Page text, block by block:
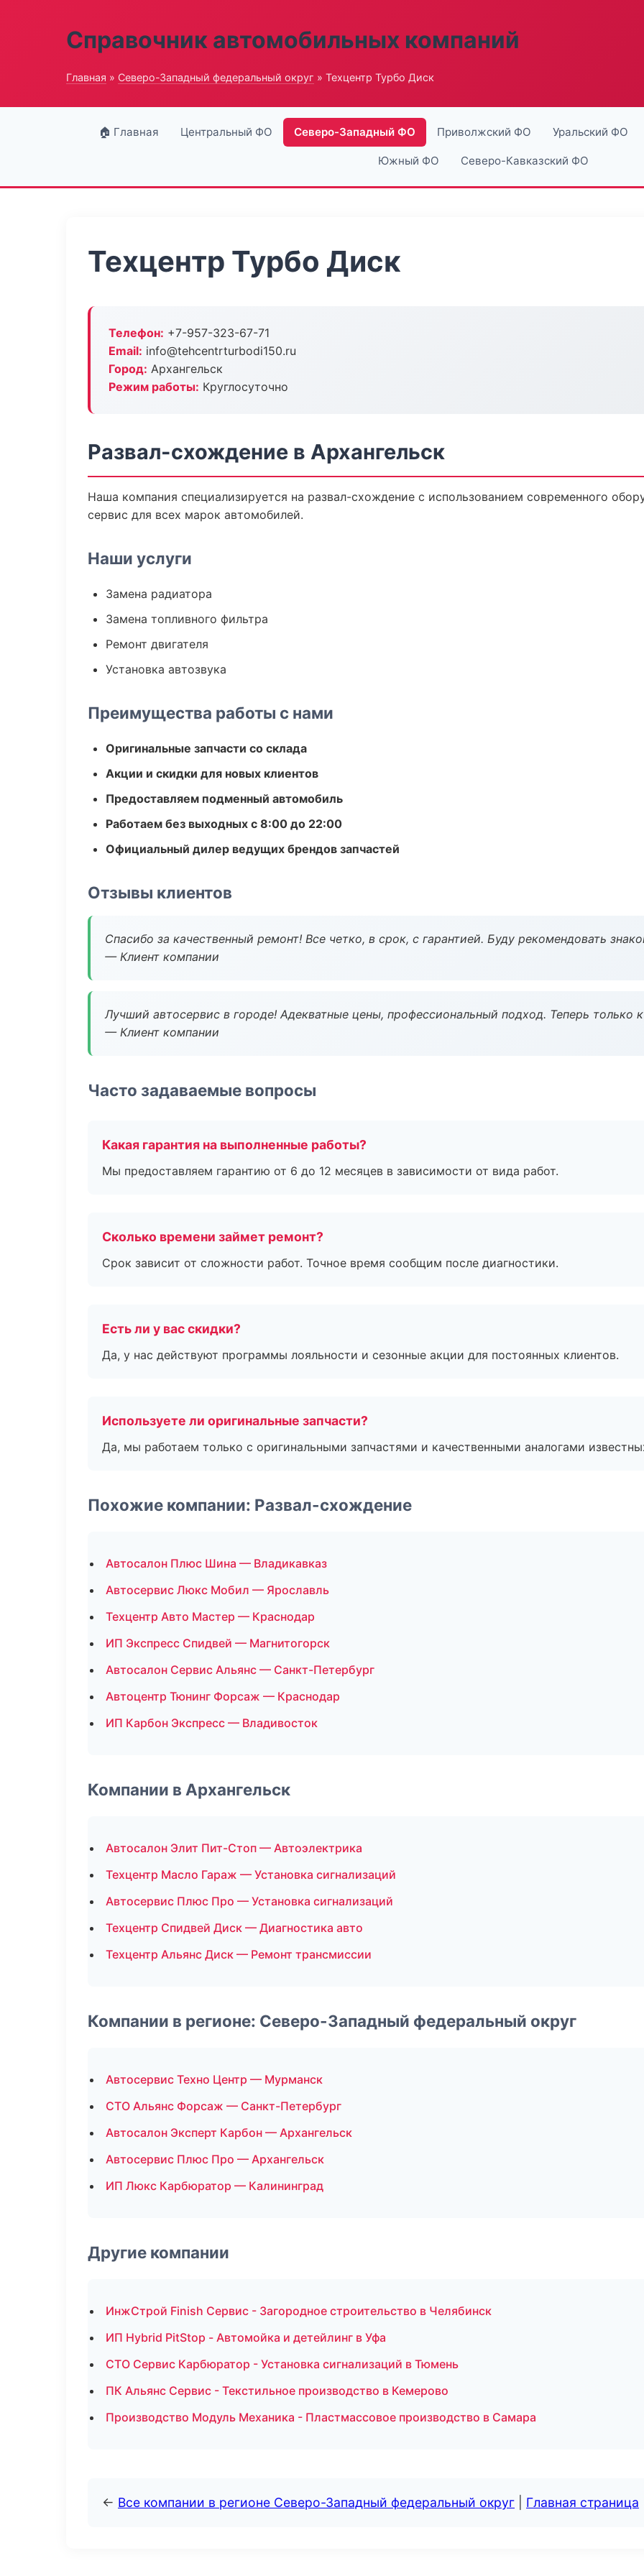
Справочник автомобильных компаний
Главная » Северо-Западный федеральный округ » Техцентр Турбо Диск
🏠 Главная Центральный ФО Северо-Западный ФО Приволжский ФО Уральский ФО
Южный ФО Северо-Кавказский ФО
Техцентр Турбо Диск
Телефон: +7-957-323-67-71
Email: info@tehcentrturbodi150.ru
Город: Архангельск
Режим работы: Круглосуточно
Развал-схождение в Архангельск
Наша компания специализируется на развал-схождение с использованием современного
сервис для всех марок автомобилей.
Наши услуги
Замена радиатора
Замена топливного фильтра
Ремонт двигателя
Установка автозвука
Преимущества работы с нами
Оригинальные запчасти со склада
Акции и скидки для новых клиентов
Предоставляем подменный автомобиль
Работаем без выходных с 8:00 до 22:00
Официальный дилер ведущих брендов запчастей
Отзывы клиентов
Спасибо за качественный ремонт! Все четко, в срок, с гарантией. Буду рекомендовать
— Клиент компании
Лучший автосервис в городе! Адекватные цены, профессиональный подход. Теперь только
— Клиент компании
Часто задаваемые вопросы
Какая гарантия на выполненные работы?
Мы предоставляем гарантию от 6 до 12 месяцев в зависимости от вида работ.
Сколько времени займет ремонт?
Срок зависит от сложности работ. Точное время сообщим после диагностики.
Есть ли у вас скидки?
Да, у нас действуют программы лояльности и сезонные акции для постоянных клиентов.
Используете ли оригинальные запчасти?
Да, мы работаем только с оригинальными запчастями и качественными аналогами
Похожие компании: Развал-схождение
Автосалон Плюс Шина — Владикавказ
Автосервис Люкс Мобил — Ярославль
Техцентр Авто Мастер — Краснодар
ИП Экспресс Спидвей — Магнитогорск
Автосалон Сервис Альянс — Санкт-Петербург
Автоцентр Тюнинг Форсаж — Краснодар
ИП Карбон Экспресс — Владивосток
Компании в Архангельск
Автосалон Элит Пит-Стоп — Автоэлектрика
Техцентр Масло Гараж — Установка сигнализаций
Автосервис Плюс Про — Установка сигнализаций
Техцентр Спидвей Диск — Диагностика авто
Техцентр Альянс Диск — Ремонт трансмиссии
Компании в регионе: Северо-Западный федеральный округ
Автосервис Техно Центр — Мурманск
СТО Альянс Форсаж — Санкт-Петербург
Автосалон Эксперт Карбон — Архангельск
Автосервис Плюс Про — Архангельск
ИП Люкс Карбюратор — Калининград
Другие компании
ИнжСтрой Finish Сервис - Загородное строительство в Челябинск
ИП Hybrid PitStop - Автомойка и детейлинг в Уфа
СТО Сервис Карбюратор - Установка сигнализаций в Тюмень
ПК Альянс Сервис - Текстильное производство в Кемерово
Производство Модуль Механика - Пластмассовое производство в Самара
← Все компании в регионе Северо-Западный федеральный округ Главная страница